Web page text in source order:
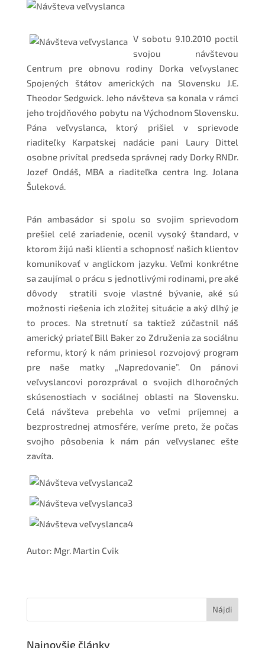
V sobotu 9.10.2010 poctil
svojou návštevou
Centrum pre obnovu rodiny Dorka veľvyslanec
Spojených štátov amerických na Slovensku J.E.
Theodor Sedgwick. Jeho návšteva sa konala v rámci
jeho trojdňového pobytu na Východnom Slovensku.
Pána veľvyslanca, ktorý prišiel v sprievode
riaditeľky Karpatskej nadácie pani Laury Dittel
osobne privítal predseda správnej rady Dorky RNDr.
Jozef Ondáš, MBA a riaditeľka centra Ing. Jolana
Šuleková.
Pán ambasádor si spolu so svojim sprievodom
prešiel celé zariadenie, ocenil vysoký štandard, v
ktorom žijú naši klienti a schopnosť našich klientov
komunikovať v anglickom jazyku. Veľmi konkrétne
sa zaujímal o prácu s jednotlivými rodinami, pre aké
dôvody stratili svoje vlastné bývanie, aké sú
možnosti riešenia ich zložitej situácie a aký dlhý je
to proces. Na stretnutí sa taktiež zúčastnil náš
americký priateľ Bill Baker zo Združenia za sociálnu
reformu, ktorý k nám priniesol rozvojový program
pre naše matky „Napredovanie”. On pánovi
veľvyslancovi porozprával o svojich dlhoročných
skúsenostiach v sociálnej oblasti na Slovensku.
Celá návšteva prebehla vo veľmi príjemnej a
bezprostrednej atmosfére, veríme preto, že počas
svojho pôsobenia k nám pán veľvyslanec ešte
zavíta.
Autor: Mgr. Martin Cvik
Najnovšie články